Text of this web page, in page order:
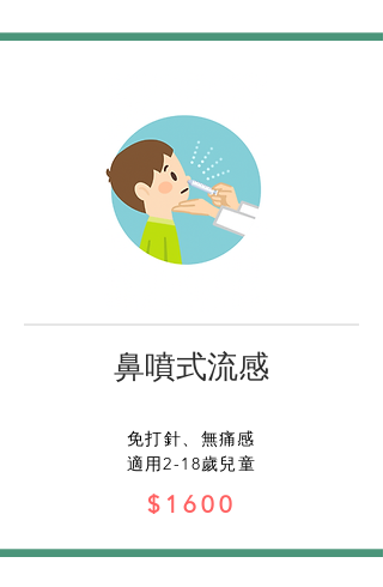
鼻噴式流感
免打針、無痛感
​適用2-18歲兒童
$1600